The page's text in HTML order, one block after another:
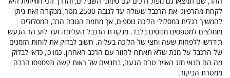
לקחת מהרפיוג' את הרכבל שעולה עד לגובה 2500 מטר, מנקודה זאת ניתן
להמשיך רגלית במסלולי הליכה נוספים, אך מחמת הגובה הרב, המסלולים
מומלצים למטפסים מנוסים בלבד. מנקודת הרכבל העליונה ועד לוע הר הגעש
תידרשו ללפחות שעה וחצי של הליכה בעליה. חשוב לבדוק את לוחות הזמנים
של הרכבל על מנת שלא תאחרו לחזור עם הרכב האחרון. כמו כן, כדאי לבדוק
מה הם תנאי מזג האויר טרם הגעה, בתנאים של ראות קשה תפספסו הרבה
ממטרת הביקור.